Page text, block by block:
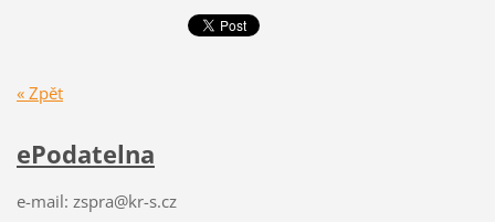
« Zpět
ePodatelna
e-mail: zspra@kr-s.cz